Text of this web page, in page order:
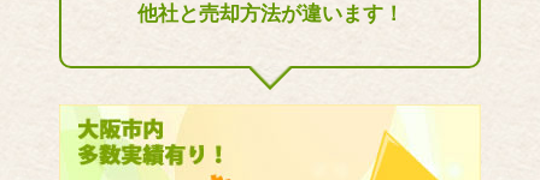
他社と売却方法が違います！